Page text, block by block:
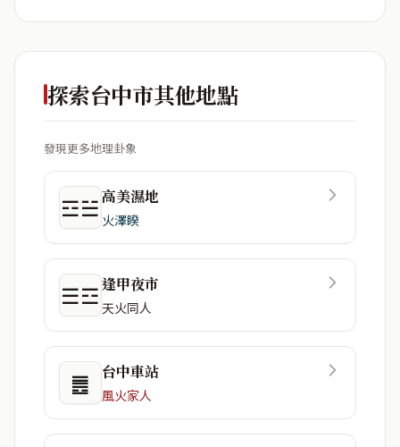
探索台中市其他地點
發現更多地理卦象
☲☱高美濕地
火澤睽
☰☲逢甲夜市
天火同人
䷌ 台中車站
風火家人